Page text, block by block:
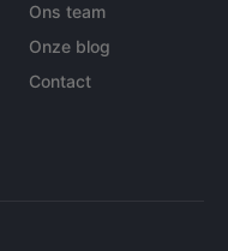
Ons team
Onze blog
Contact